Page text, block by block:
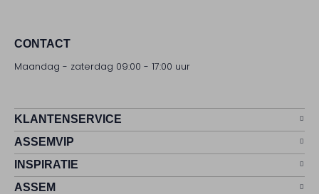
CONTACT
Maandag - zaterdag 09:00 - 17:00 uur
KLANTENSERVICE
ASSEMVIP
INSPIRATIE
ASSEM